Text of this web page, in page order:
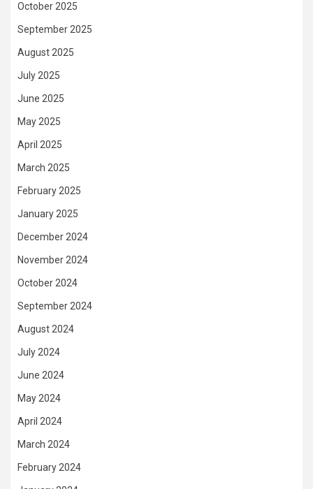
October 2025
September 2025
August 2025
July 2025
June 2025
May 2025
April 2025
March 2025
February 2025
January 2025
December 2024
November 2024
October 2024
September 2024
August 2024
July 2024
June 2024
May 2024
April 2024
March 2024
February 2024